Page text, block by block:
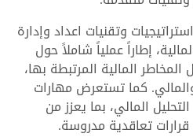
وتقنيات اعداد وإدارة
إطاراً عملياً شاملاً حول
المالية المرتبطة بها،
كما تستعرض مهارات
المالي، بما يعزز من
تعاقدية مدروسة.